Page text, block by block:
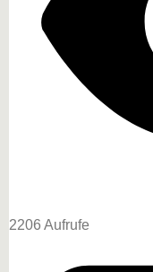
2206 Aufrufe